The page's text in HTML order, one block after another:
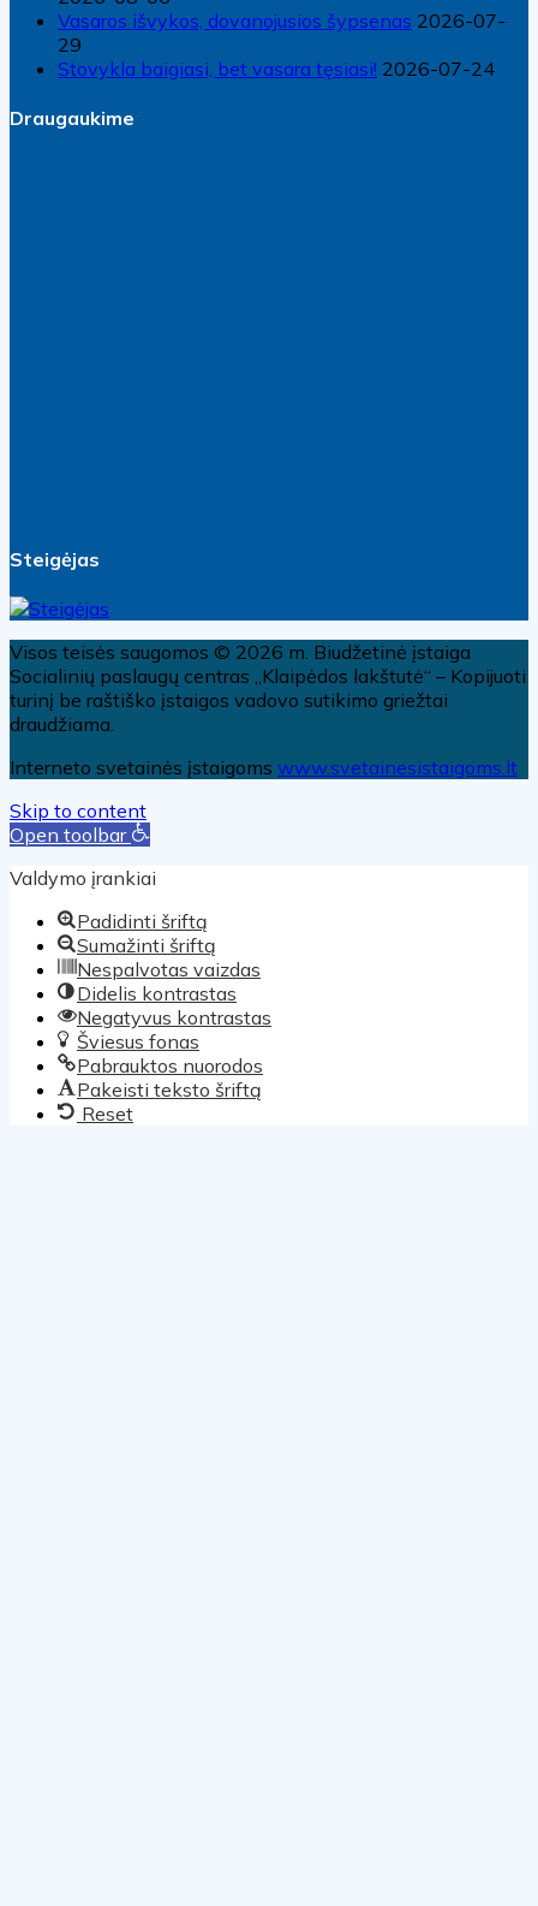
Vasaros išvykos, dovanojusios šypsenas 2026-07-
29
Stovykla baigiasi, bet vasara tęsiasi! 2026-07-24
Draugaukime
Steigėjas
Visos teisės saugomos © 2026 m. Biudžetinė įstaiga
Socialinių paslaugų centras „Klaipėdos lakštutė“ – Kopijuoti
turinį be raštiško įstaigos vadovo sutikimo griežtai
draudžiama.
Interneto svetainės įstaigoms www.svetainesistaigoms.lt
Skip to content
Open toolbar
Valdymo įrankiai
Padidinti šriftą
Sumažinti šriftą
Nespalvotas vaizdas
Didelis kontrastas
Negatyvus kontrastas
Šviesus fonas
Pabrauktos nuorodos
Pakeisti teksto šriftą
Reset